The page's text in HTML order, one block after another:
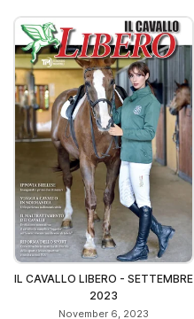
IL CAVALLO LIBERO - SETTEMBRE
2023
November 6, 2023